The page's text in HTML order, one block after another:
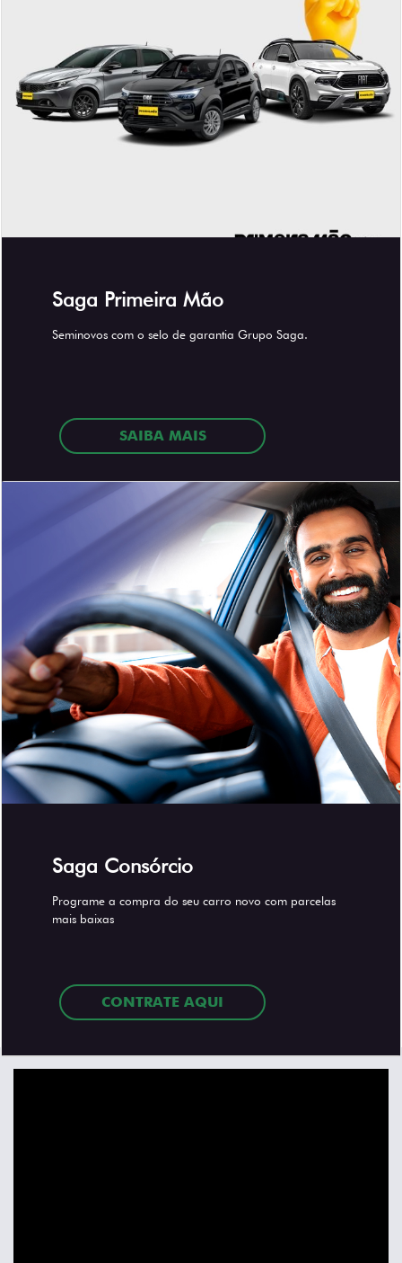
Saga Primeira Mão
Seminovos com o selo de garantia Grupo Saga.
SAIBA MAIS
Saga Consórcio
Programe a compra do seu carro novo com parcelas
mais baixas
CONTRATE AQUI